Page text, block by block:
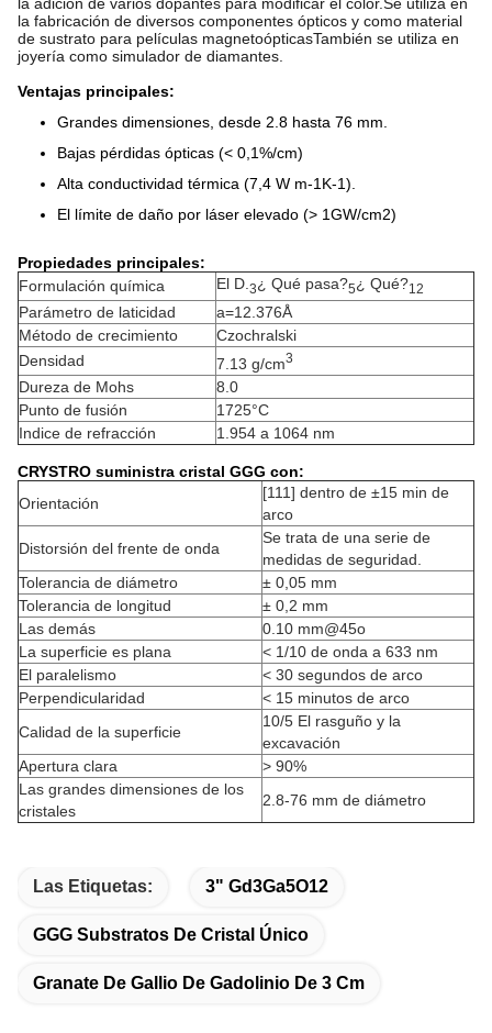
la adición de varios dopantes para modificar el color.Se utiliza en
la fabricación de diversos componentes ópticos y como material
de sustrato para películas magneto­ópticasTambién se utiliza en
joyería como simulador de diamantes.
Ventajas principales:
Grandes dimensiones, desde 2.8 hasta 76 mm.
Bajas pérdidas ópticas (< 0,1%/cm)
Alta conductividad térmica (7,4 W m-1K-1).
El límite de daño por láser elevado (> 1GW/cm2)
Propiedades principales:
Formulación química
El D.3¿ Qué pasa?5¿ Qué?12
Parámetro de laticidad
a=12.376Å
Método de crecimiento
Czochralski
Densidad
7.13 g/cm3
Dureza de Mohs
8.0
Punto de fusión
1725°C
Indice de refracción
1.954 a 1064 nm
CRYSTRO suministra cristal GGG con:
Orientación
[111] dentro de ±15 min de
arco
Distorsión del frente de onda
Se trata de una serie de
medidas de seguridad.
Tolerancia de diámetro
± 0,05 mm
Tolerancia de longitud
± 0,2 mm
Las demás
0.10 mm@45o
La superficie es plana
< 1/10 de onda a 633 nm
El paralelismo
< 30 segundos de arco
Perpendicularidad
< 15 minutos de arco
Calidad de la superficie
10/5 El rasguño y la
excavación
Apertura clara
> 90%
Las grandes dimensiones de los
cristales
2.8-76 mm de diámetro
Las Etiquetas: 3" Gd3Ga5O12
GGG Substratos De Cristal Único
Granate De Gallio De Gadolinio De 3 Cm